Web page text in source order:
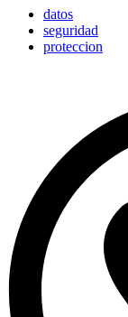
datos
seguridad
proteccion